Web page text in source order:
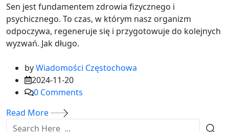
Sen jest fundamentem zdrowia fizycznego i
psychicznego. To czas, w którym nasz organizm
odpoczywa, regeneruje się i przygotowuje do kolejnych
wyzwań. Jak długo.
byWiadomości Częstochowa
2024-11-20
0 Comments
Read More